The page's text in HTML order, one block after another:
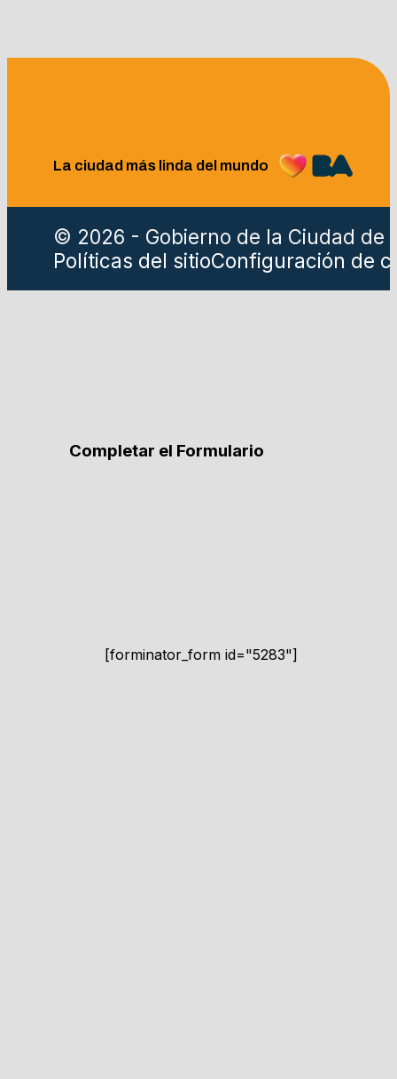
La ciudad más linda del mundo
© 2026 - Gobierno de la Ciudad de
Políticas del sitioConfiguración de
Completar el Formulario
[forminator_form id="5283"]